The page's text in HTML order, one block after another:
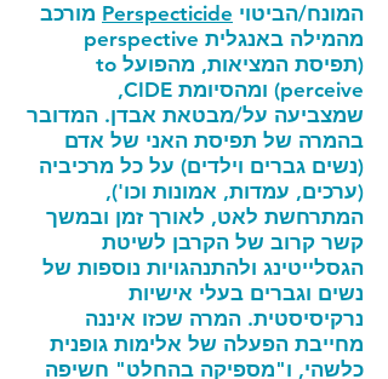
המונח/הביטוי Perspecticide מורכב
מהמילה באנגלית perspective
(תפיסת המציאות, מהפועל to
perceive) ומהסיומת CIDE,
שמצביעה על/מבטאת אבדן. המדובר
בהמרה של תפיסת האני של אדם
(נשים גברים וילדים) על כל מרכיביה
(ערכים, עמדות, אמונות וכו'),
המתרחשת לאט, לאורך זמן ובמשך
קשר קרוב של הקרבן לשיטת
הגסלייטינג ולהתנהגויות נוספות של
נשים וגברים בעלי אישיות
נרקיסיסטית. המרה שכזו איננה
מחייבת הפעלה של אלימות גופנית
כלשהי, ו"מספיקה בהחלט" חשיפה